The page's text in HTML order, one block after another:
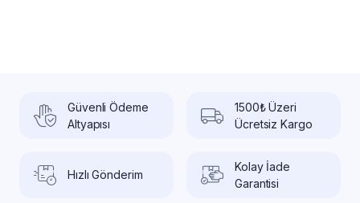
Güvenli Ödeme
Altyapısı
1500₺ Üzeri
Ücretsiz Kargo
Hızlı Gönderim
Kolay İade
Garantisi